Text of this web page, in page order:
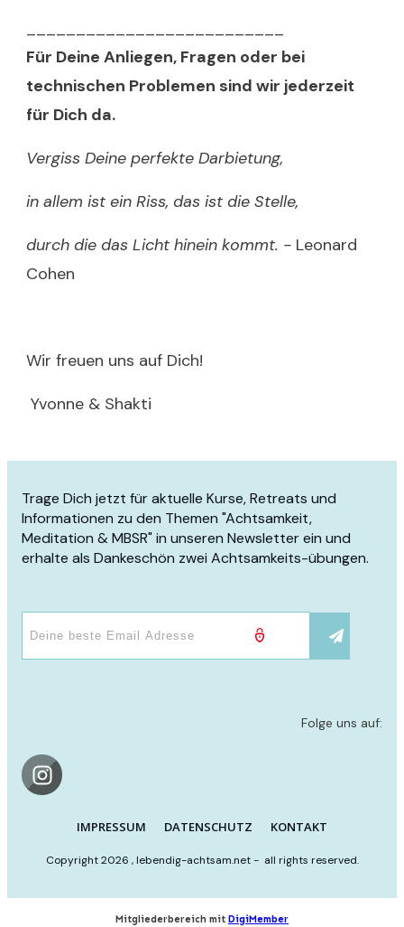
Für Deine Anliegen, Fragen oder bei
technischen Problemen sind wir jederzeit
für Dich da.
Vergiss Deine perfekte Darbietung,
in allem ist ein Riss, das ist die Stelle,
durch die das Licht hinein kommt. - Leonard
Cohen
Wir freuen uns auf Dich!
Yvonne & Shakti
Trage Dich jetzt für aktuelle Kurse, Retreats und
Informationen zu den Themen "Achtsamkeit,
Meditation & MBSR" in unseren Newsletter ein und
erhalte als Dankeschön zwei Achtsamkeits-übungen.
Folge uns auf:
IMPRESSUM DATENSCHUTZ KONTAKT
Copyright2026 ,lebendig-achtsam.net- all rights reserved.
Mitgliederbereich mit DigiMember